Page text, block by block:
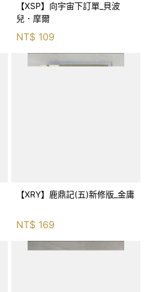
【XSP】向宇宙下訂單_貝波
兒．摩爾
NT$ 109
【XRY】鹿鼎記(五)新修版_金庸
NT$ 169